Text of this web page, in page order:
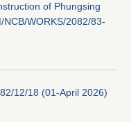
of Phungsing
WORKS/2082/83-
12/18 (01-April 2026)